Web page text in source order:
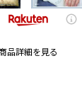
品詳細を見る